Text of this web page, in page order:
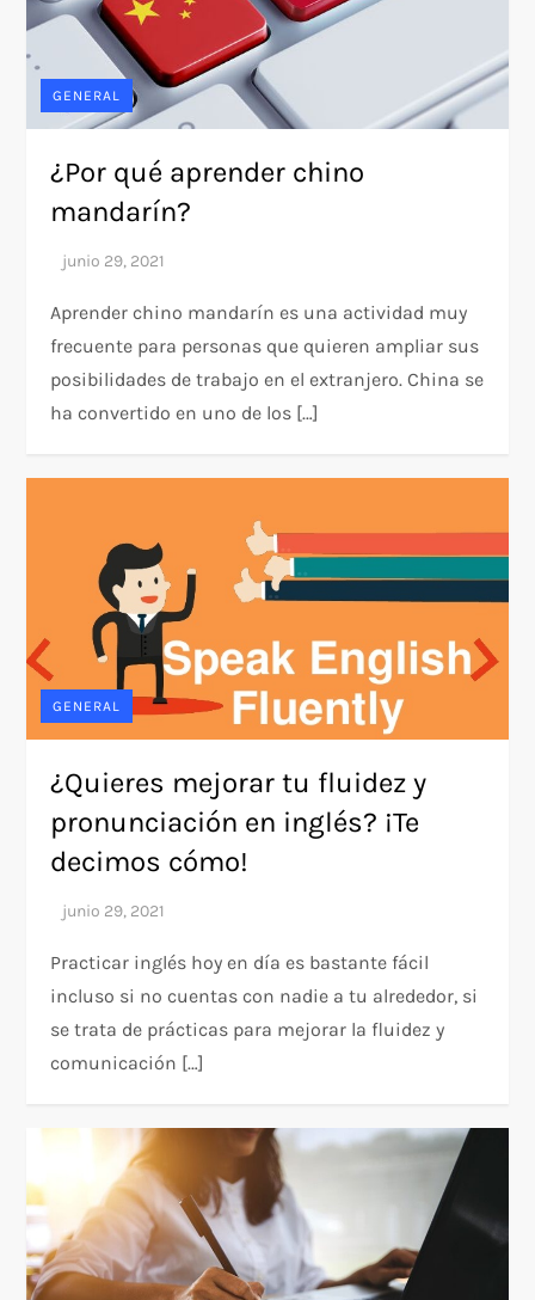
GENERAL
¿Por qué aprender chino
mandarín?
Aprender chino mandarín es una actividad muy
frecuente para personas que quieren ampliar sus
posibilidades de trabajo en el extranjero. China se
ha convertido en uno de los […]
GENERAL
¿Quieres mejorar tu fluidez y
pronunciación en inglés? ¡Te
decimos cómo!
Practicar inglés hoy en día es bastante fácil
incluso si no cuentas con nadie a tu alrededor, si
se trata de prácticas para mejorar la fluidez y
comunicación […]